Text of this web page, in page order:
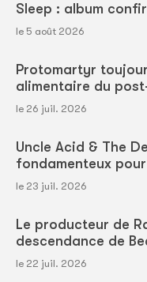
Sleep : album
le 5 août 2026
Protomartyr
alimentaire du
le 26 juil. 2026
Uncle Acid & The
fondamenteux
le 23 juil. 2026
Le producteur de
descendance de
le 22 juil. 2026